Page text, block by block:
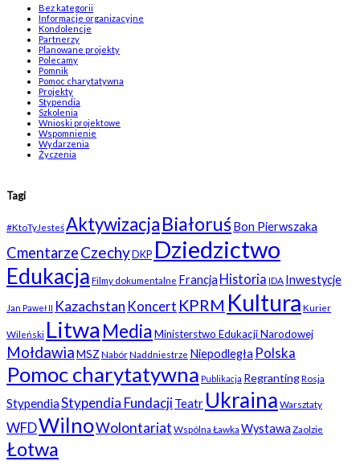
Bez kategorii
Informacje organizacyjne
Kondolencje
Partnerzy
Planowane projekty
Polecamy
Pomnik
Pomoc charytatywna
Projekty
Stypendia
Szkolenia
Wnioski projektowe
Wspomnienie
Wydarzenia
Życzenia
Tagi
#KtoTyJesteśAktywizacjaBiałoruśBon Pierwszaka
CmentarzeCzechyDKP Dziedzictwo
Edukacja Filmy dokumentalne Francja Historia IDA Inwestycje
Jan Paweł II Kazachstan Koncert KPRM Kultura Kurier
Wileński Litwa MediaMinisterstwo Edukacji Narodowej
MołdawiaMSZ NabórNaddniestrze Niepodległa Polska
Pomoc charytatywna Publikacja RegrantingRosja
StypendiaStypendia FundacjiTeatr Ukraina Warsztaty
WFDWilnoWolontariat Wspólna Ławka Wystawa Zaolzie
Łotwa